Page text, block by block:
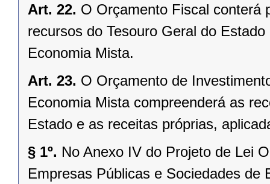
Art. 22. O Orçamento Fiscal conterá
recursos do Tesouro Geral do
Economia Mista.
Art. 23. O Orçamento de
Economia Mista compreenderá as
Estado e as receitas próprias,
§ 1º. No Anexo IV do Projeto de Lei
Empresas Públicas e Sociedades